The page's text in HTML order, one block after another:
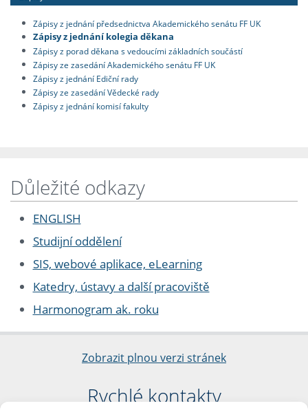
Zápisy z jednání předsednictva Akademického senátu FF UK
Zápisy z jednání kolegia děkana
Zápisy z porad děkana s vedoucími základních součástí
Zápisy ze zasedání Akademického senátu FF UK
Zápisy z jednání Ediční rady
Zápisy ze zasedání Vědecké rady
Zápisy z jednání komisí fakulty
Důležité odkazy
ENGLISH
Studijní oddělení
SIS, webové aplikace, eLearning
Katedry, ústavy a další pracoviště
Harmonogram ak. roku
Zobrazit plnou verzi stránek
Rychlé kontakty